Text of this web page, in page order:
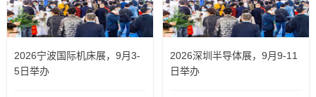
2026宁波国际机床展，9月3-
5日举办
2026深圳半导体展，9月9-11
日举办